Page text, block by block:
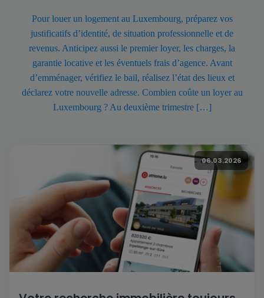
Pour louer un logement au Luxembourg, préparez vos
justificatifs d’identité, de situation professionnelle et de
revenus. Anticipez aussi le premier loyer, les charges, la
garantie locative et les éventuels frais d’agence. Avant
d’emménager, vérifiez le bail, réalisez l’état des lieux et
déclarez votre nouvelle adresse. Combien coûte un loyer au
Luxembourg ? Au deuxième trimestre […]
06.03.2026